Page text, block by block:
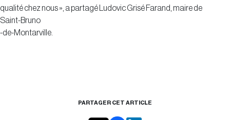
qualité chez nous », a partagé Ludovic Grisé Farand, maire de
Saint-Bruno
-de-Montarville.
PARTAGER CET ARTICLE